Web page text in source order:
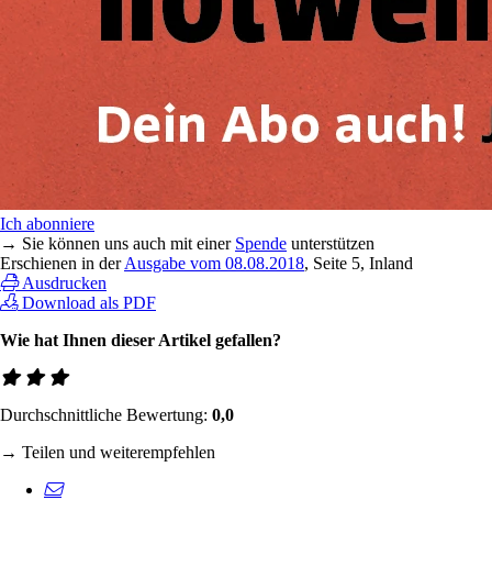
Ich abonniere
→ Sie können uns auch mit einer Spende unterstützen
Erschienen in derAusgabe vom 08.08.2018, Seite 5, Inland
Ausdrucken
Download als PDF
Wie hat Ihnen dieser Artikel gefallen?
Durchschnittliche Bewertung: 0,0
→ Teilen und weiterempfehlen